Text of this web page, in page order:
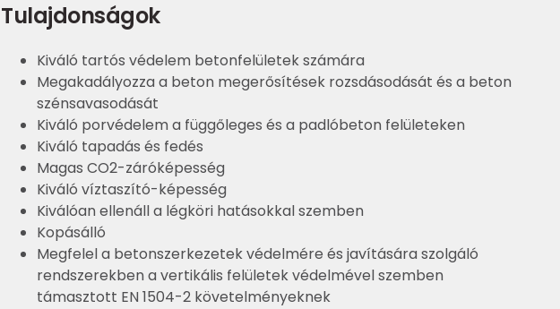
Tulajdonságok
Kiváló tartós védelem betonfelületek számára
Megakadályozza a beton megerősítések rozsdásodását és a beton
szénsavasodását
Kiváló porvédelem a függőleges és a padlóbeton felületeken
Kiváló tapadás és fedés
Magas CO2-záróképesség
Kiváló víztaszító-képesség
Kiválóan ellenáll a légköri hatásokkal szemben
Kopásálló
Megfelel a betonszerkezetek védelmére és javítására szolgáló
rendszerekben a vertikális felületek védelmével szemben
támasztott EN 1504-2 követelményeknek